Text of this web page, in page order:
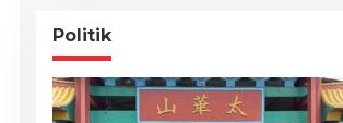
Politik